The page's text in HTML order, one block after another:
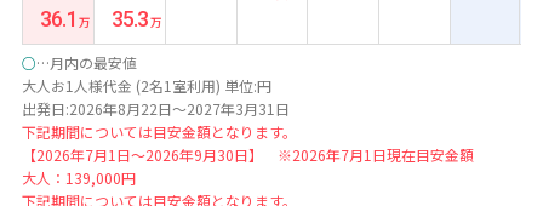
36.1 35.3
○…月内の最安値
大人お1人様代金 (2名1室利用) 単位:円
出発日:2026年8月22日～2027年3月31日
下記期間については目安金額となります。
【2026年7月1日～2026年9月30日】 ※2026年7月1日現在目安金額
大人：139,000円
下記期間については目安金額となります。